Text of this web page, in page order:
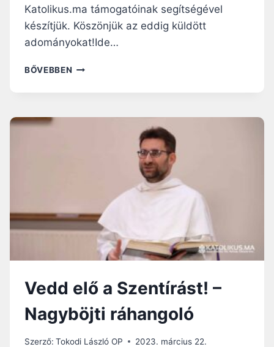
Katolikus.ma támogatóinak segítségével
készítjük. Köszönjük az eddig küldött
adományokat!Ide…
BŐVEBBEN ISTEN
–
Vedd elő a Szentírást! –
Nagyböjti ráhangoló
Szerző: Tokodi László OP 2023. március 22.